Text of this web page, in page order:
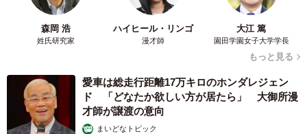
森岡 浩
姓氏研究家
ハイヒール・リンゴ
漫才師
大江 篤
園田学園女子大学学長
もっと見る
愛車は総走行距離17万キロのホンダレジェン
ド 「どなたか欲しい方が居たら」 大御所漫
才師が譲渡の意向
まいどなトピック